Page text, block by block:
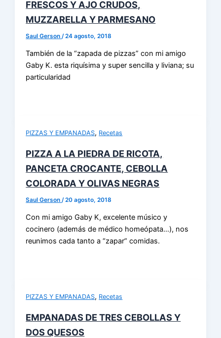
FRESCOS Y AJO CRUDOS,
MUZZARELLA Y PARMESANO
Saul Gerson /24 agosto, 2018
También de la “zapada de pizzas” con mi amigo
Gaby K. esta riquísima y super sencilla y liviana; su
particularidad
PIZZAS Y EMPANADAS, Recetas
PIZZA A LA PIEDRA DE RICOTA,
PANCETA CROCANTE, CEBOLLA
COLORADA Y OLIVAS NEGRAS
Saul Gerson /20 agosto, 2018
Con mi amigo Gaby K, excelente músico y
cocinero (además de médico homeópata…), nos
reunimos cada tanto a “zapar” comidas.
PIZZAS Y EMPANADAS, Recetas
EMPANADAS DE TRES CEBOLLAS Y
DOS QUESOS